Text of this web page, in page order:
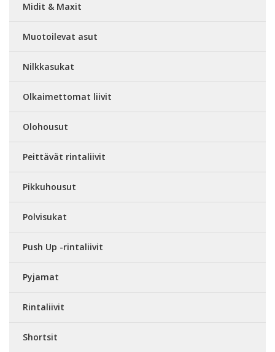
Midit & Maxit
Muotoilevat asut
Nilkkasukat
Olkaimettomat liivit
Olohousut
Peittävät rintaliivit
Pikkuhousut
Polvisukat
Push Up -rintaliivit
Pyjamat
Rintaliivit
Shortsit